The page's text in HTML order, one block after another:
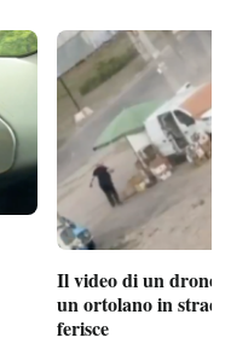
Il video di un drone
un ortolano in
ferisce